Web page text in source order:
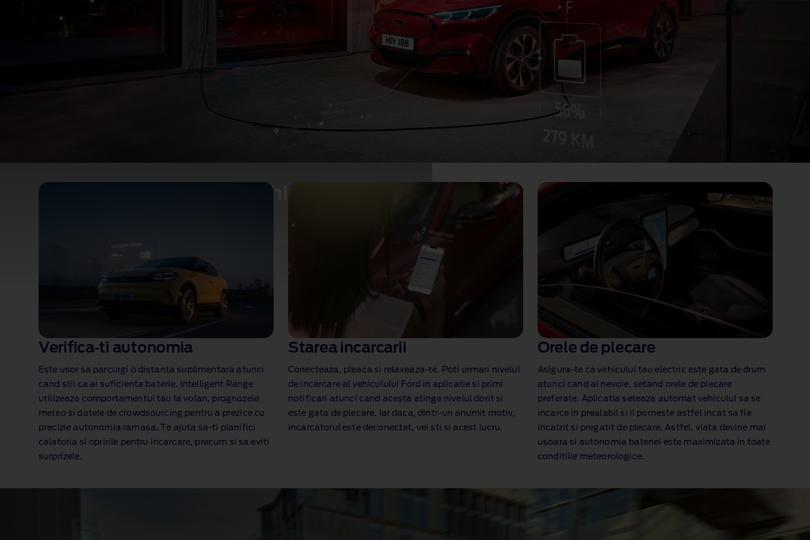
Aplicația Ford pentru vehicule
Verifica‑ti autonomia
Este usor sa parcurgi o distanta suplimentara atunci
cand stii ca ai suficienta baterie. Intelligent Range
utilizeaza comportamentul tau la volan, prognozele
meteo si datele de crowdsourcing pentru a prezice cu
precizie autonomia ramasa. Te ajuta sa‑ti planifici
calatoria si opririle pentru incarcare, precum si sa eviti
surprizele.
Starea incarcarii
Conecteaza, pleaca si relaxeaza‑te. Poti urmari nivelul
de incarcare al vehiculului Ford in aplicatie si primi
notificari atunci cand acesta atinge nivelul dorit si
este gata de plecare. Iar daca, dintr‑un anumit motiv,
incarcatorul este deconectat, vei sti si acest lucru.
Orele de plecare
Asigura‑te ca vehiculul tau electric este gata de drum
atunci cand ai nevoie, setand orele de plecare
preferate. Aplicatia seteaza automat vehiculul sa se
incarce in prealabil si il porneste astfel incat sa fie
incalzit si pregatit de plecare. Astfel, viata devine mai
usoara si autonomia bateriei este maximizata in toate
conditiile meteorologice.